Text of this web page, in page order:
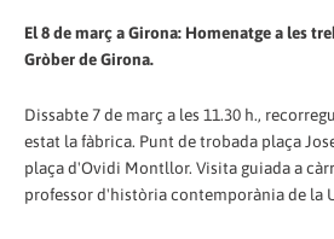
El 8 de març a Girona: Homenatge a les
Gròber de Girona.
Dissabte 7 de març a les 11.30 h.,
estat la fàbrica. Punt de trobada plaça
plaça d'Ovidi Montllor. Visita guiada a
professor d'història contemporània de la